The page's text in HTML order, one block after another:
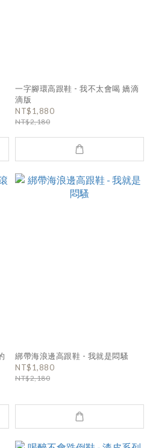
一字腳環高跟鞋 - 我不太會喝 嬌滴
滴版
NT$1,880
NT$2,180
綁帶海浪邊高跟鞋 - 我就是悶騷
NT$1,880
NT$2,180